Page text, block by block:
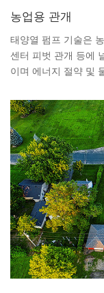
농업용 관개
태양열 펌프 기술은
센터 피벗 관개 등에
이며 에너지 절약 및